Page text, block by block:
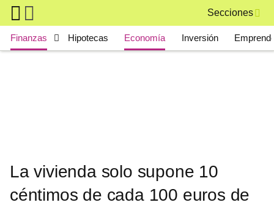
Skip to main content
Secciones
Main navigation
Finanzas Hipotecas Economía Inversión
La vivienda solo supone 10
céntimos de cada 100 euros de